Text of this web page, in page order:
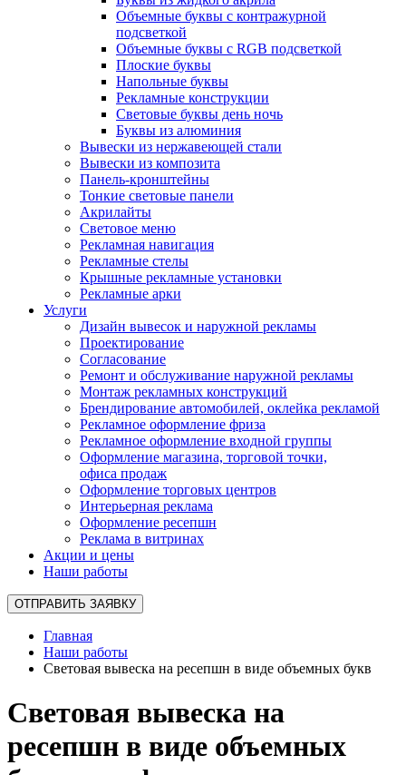
Объемные буквы с контражурной
подсветкой
Объемные буквы с RGB подсветкой
Плоские буквы
Напольные буквы
Рекламные конструкции
Световые буквы день ночь
Буквы из алюминия
Вывески из нержавеющей стали
Вывески из композита
Панель-кронштейны
Тонкие световые панели
Акрилайты
Световое меню
Рекламная навигация
Рекламные стелы
Крышные рекламные установки
Рекламные арки
Услуги
Дизайн вывесок и наружной рекламы
Проектирование
Согласование
Ремонт и обслуживание наружной рекламы
Монтаж рекламных конструкций
Брендирование автомобилей, оклейка рекламой
Рекламное оформление фриза
Рекламное оформление входной группы
Оформление магазина, торговой точки,
офиса продаж
Оформление торговых центров
Интерьерная реклама
Оформление ресепшн
Реклама в витринах
Акции и цены
Наши работы
ОТПРАВИТЬ ЗАЯВКУ
Главная
Наши работы
Световая вывеска на ресепшн в виде объемных букв
Световая вывеска на
ресепшн в виде объемных